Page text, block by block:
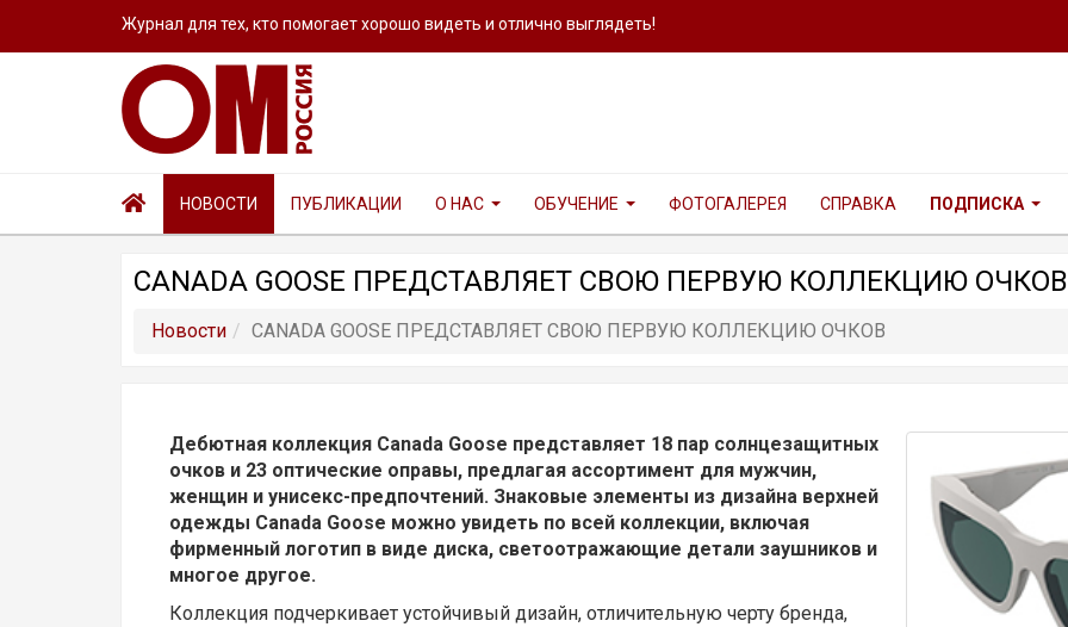
Журнал для тех, кто помогает хорошо видеть и отлично выглядеть!
НОВОСТИ ПУБЛИКАЦИИ О НАС ОБУЧЕНИЕ ФОТОГАЛЕРЕЯ СПРАВКА ПОДПИСКА
CANADA GOOSE ПРЕДСТАВЛЯЕТ СВОЮ ПЕРВУЮ КОЛЛЕКЦИЮ ОЧКОВ
Новости CANADA GOOSE ПРЕДСТАВЛЯЕТ СВОЮ ПЕРВУЮ КОЛЛЕКЦИЮ ОЧКОВ
Дебютная коллекция Canada Goose представляет 18 пар солнцезащитных
очков и 23 оптические оправы, предлагая ассортимент для мужчин,
женщин и унисекс-предпочтений. Знаковые элементы из дизайна верхней
одежды Canada Goose можно увидеть по всей коллекции, включая
фирменный логотип в виде диска, светоотражающие детали заушников и
многое другое.
Коллекция подчеркивает устойчивый дизайн, отличительную черту бренда,